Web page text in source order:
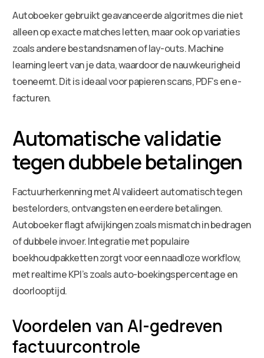
Autoboeker gebruikt geavanceerde algoritmes die niet
alleen op exacte matches letten, maar ook op variaties
zoals andere bestandsnamen of lay-outs. Machine
learning leert van je data, waardoor de nauwkeurigheid
toeneemt. Dit is ideaal voor papieren scans, PDF’s en e-
facturen.
Automatische validatie
tegen dubbele betalingen
Factuurherkenning met AI valideert automatisch tegen
bestelorders, ontvangsten en eerdere betalingen.
Autoboeker flagt afwijkingen zoals mismatch in bedragen
of dubbele invoer. Integratie met populaire
boekhoudpakketten zorgt voor een naadloze workflow,
met realtime KPI’s zoals auto-boekingspercentage en
doorlooptijd.
Voordelen van AI-gedreven
factuurcontrole